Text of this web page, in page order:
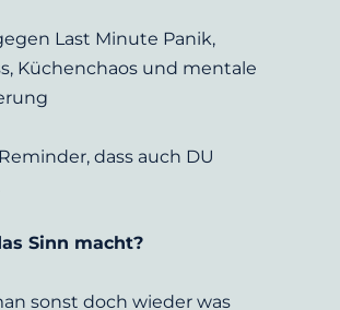
Last Minute Panik,
Küchenchaos und mentale
dass auch DU
Sinn macht?
sonst doch wieder was